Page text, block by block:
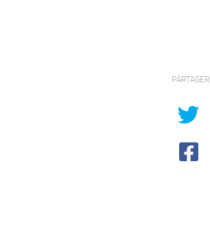
PARTAGER